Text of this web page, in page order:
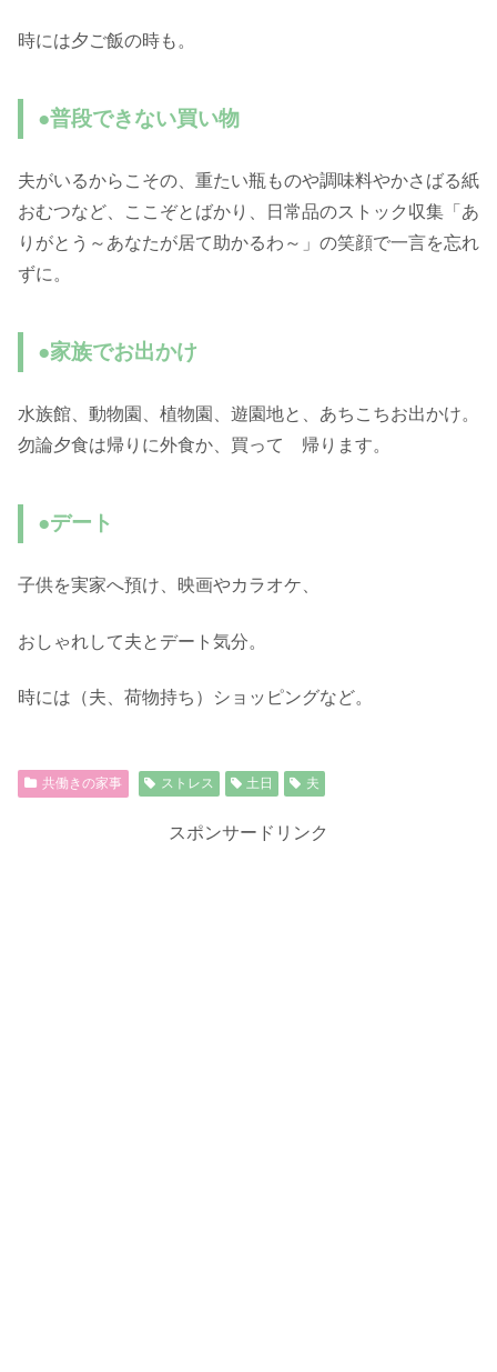
時には夕ご飯の時も。
●普段できない買い物
夫がいるからこその、重たい瓶ものや調味料やかさばる紙
おむつなど、ここぞとばかり、日常品のストック収集「あ
りがとう～あなたが居て助かるわ～」の笑顔で一言を忘れ
ずに。
●家族でお出かけ
水族館、動物園、植物園、遊園地と、あちこちお出かけ。
勿論夕食は帰りに外食か、買って 帰ります。
●デート
子供を実家へ預け、映画やカラオケ、
おしゃれして夫とデート気分。
時には（夫、荷物持ち）ショッピングなど。
共働きの家事 ストレス 土日 夫
スポンサードリンク